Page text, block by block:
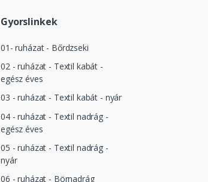
Gyorslinkek
01- ruházat - Bőrdzseki
02 - ruházat - Textil kabát -
egész éves
03 - ruházat - Textil kabát - nyár
04 - ruházat - Textil nadrág -
egész éves
05 - ruházat - Textil nadrág -
nyár
06 - ruházat - Börnadrág